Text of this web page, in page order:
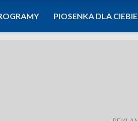
PIOSENKA DLA CIEBIE